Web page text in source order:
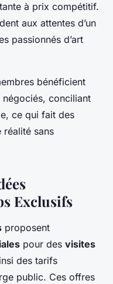
à prix compétitif.
aux attentes d’un
passionnés d’art
bénéficient
négociés, conciliant
ce qui fait des
réalité sans
Exclusifs
proposent
pour des visites
des tarifs
public. Ces offres